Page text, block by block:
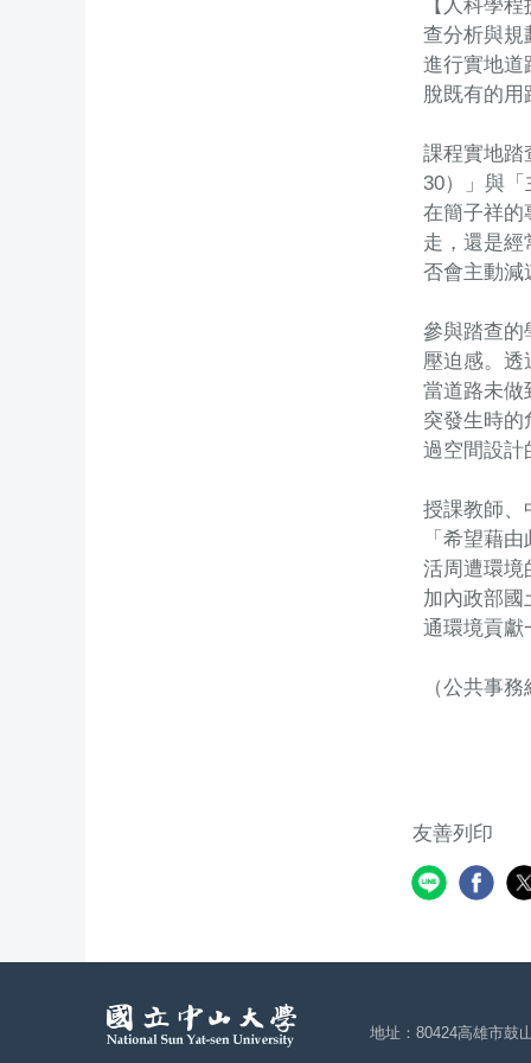
【人科學
查分析與規
進行實地道
脫既有的
課程實地踏
30）」與
在簡子祥的
走，還是經
否會主動減
參與踏查的
壓迫感。透
當道路未做
突發生時的
過空間設計
授課教師、
「希望藉
活周遭環境
加內政部國
通環境貢獻
（公共事
友善列印
地址：80424高雄市鼓